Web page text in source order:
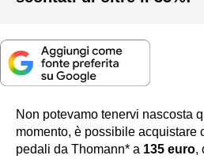
Non potevamo tenervi nascosta
momento, è possibile acquistare
pedali da Thomann* a 135 euro,